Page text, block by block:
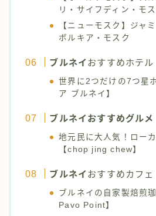
リ・サイフディン・モス
【ニューモスク】ジャ
ボルキア・モスク
ブルネイおすすめホテル
世界に2つだけの7つ星
ア ブルネイ】
ブルネイおすすめグルメ
地元民に大人気！ロー
【chop jing chew】
ブルネイおすすめカフェ
ブルネイの自家製焙煎
Pavo Point】